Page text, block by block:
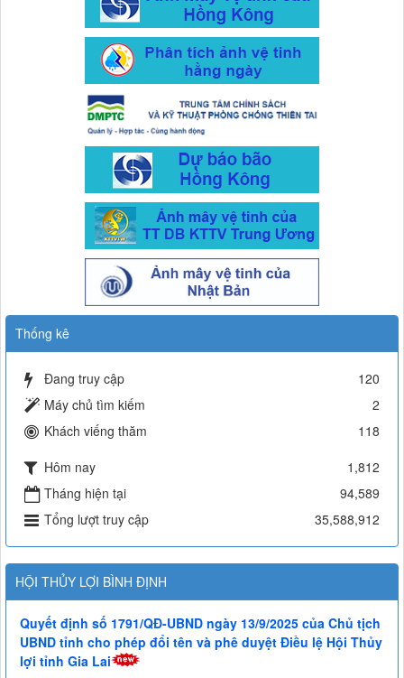
Thống kê
Đang truy cập
120
Máy chủ tìm kiếm
2
Khách viếng thăm
118
Hôm nay
1,812
Tháng hiện tại
94,589
Tổng lượt truy cập
35,588,912
HỘI THỦY LỢI BÌNH ĐỊNH
Quyết định số 1791/QĐ-UBND ngày 13/9/2025 của Chủ tịch
UBND tỉnh cho phép đổi tên và phê duyệt Điều lệ Hội Thủy
lợi tỉnh Gia Lai